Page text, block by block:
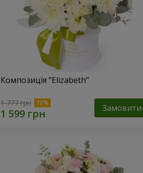
Композиція "Elizabeth"
1 777 грн Замовити